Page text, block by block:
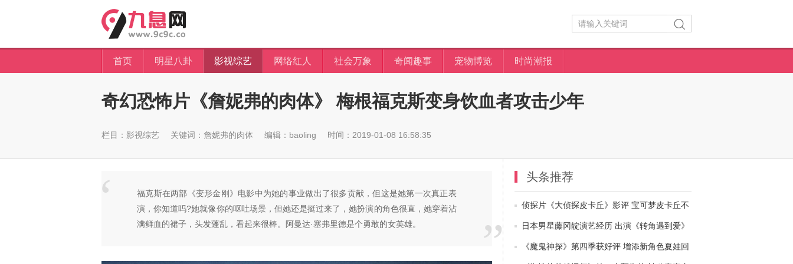
首页 明星八卦 影视综艺 网络红人 社会万象 奇闻趣事 宠物博览 时尚潮报
奇幻恐怖片《詹妮弗的肉体》 梅根福克斯变身饮血者攻击少年
栏目： 影视综艺 关键词： 詹妮弗的肉体 编辑：baoling 时间：2019-01-08 16:58:35
福克斯在两部《变形金刚》电影中为她的事业做出了很多贡献，但这是她第一次真正表
演，你知道吗?她就像你的呕吐场景，但她还是挺过来了，她扮演的角色很直，她穿着沾
满鲜血的裙子，头发蓬乱，看起来很棒。阿曼达·塞弗里德是个勇敢的女英雄。
头条推荐
侦探片《大侦探皮卡丘》影评 宝可梦皮卡丘不
够萌
日本男星藤冈靛演艺经历 出演《转角遇到爱》
名气大增
《魔鬼神探》第四季获好评 增添新角色夏娃回
归剧情核心